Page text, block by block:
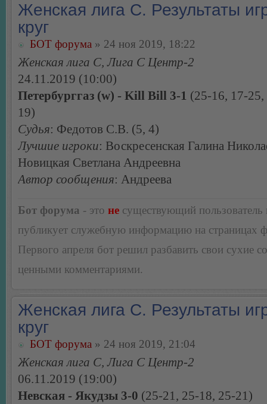
Женская лига С. Результаты
круг
БОТ форума » 24 ноя 2019, 18:22
Женская лига С, Лига С Центр-2
24.11.2019 (10:00)
Петербурггаз (w) - Kill Bill 3-1 (25-16, 17-
19)
Судья: Федотов С.В. (5, 4)
Лучшие игроки: Воскресенская Галина
Новицкая Светлана Андреевна
Автор сообщения: Андреева
Бот форума - это не существующий пользователь
публикует служебную информацию на страницах
Первого апреля бот решил разбавить свои сухие
ценными комментариями.
Женская лига С. Результаты
круг
БОТ форума » 24 ноя 2019, 21:04
Женская лига С, Лига С Центр-2
06.11.2019 (19:00)
Невская - Якудзы 3-0 (25-21, 25-18, 25-21)